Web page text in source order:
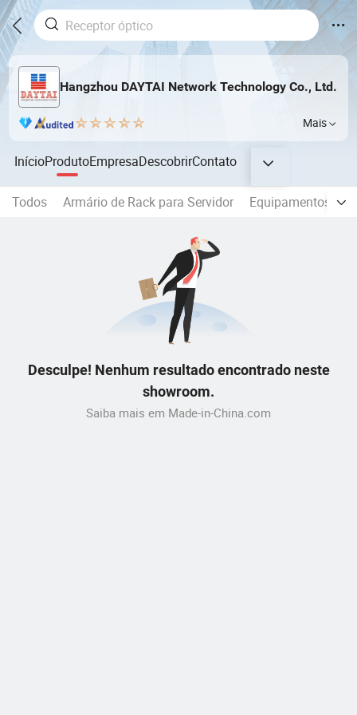
Hangzhou DAYTAI Network Technology Co., Ltd.
Mais
InícioProdutoEmpresaDescobrirContato
Todos Armário de Rack para Servidor Equipamentos HFC
Desculpe! Nenhum resultado encontrado neste
showroom.
Saiba mais em Made-in-China.com